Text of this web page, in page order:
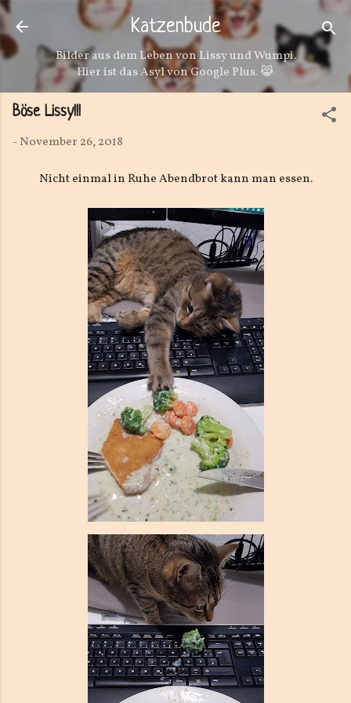
Direkt zum Hauptbereich
Katzenbude
Bilder aus dem Leben von Lissy und Wumpi.
Hier ist das Asyl von Google Plus. 😹
Böse Lissy!!!
-November 26, 2018
Nicht einmal in Ruhe Abendbrot kann man essen.